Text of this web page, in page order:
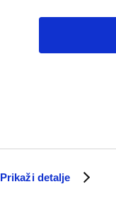
Prikaži detalje